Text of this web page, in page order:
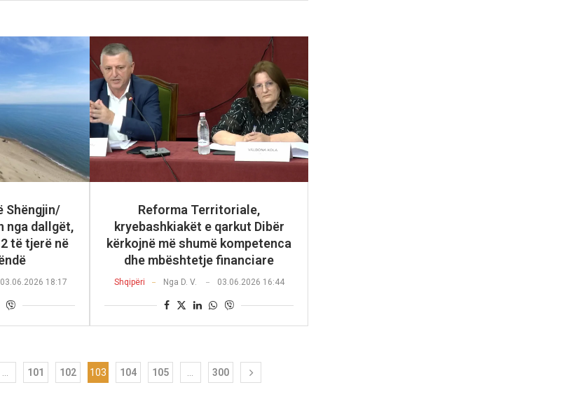
Shëngjin/
nga dallgët,
të tjerë në
03.06.2026 18:17
Reforma Territoriale,
kryebashkiakët e qarkut Dibër
kërkojnë më shumë kompetenca
dhe mbështetje financiare
Shqipëri Nga D. V. 03.06.2026 16:44
… 101 102 103 104 105 … 300